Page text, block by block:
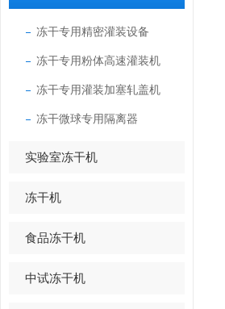
冻干专用精密灌装设备
冻干专用粉体高速灌装机
冻干专用灌装加塞轧盖机
冻干微球专用隔离器
实验室冻干机
冻干机
食品冻干机
中试冻干机